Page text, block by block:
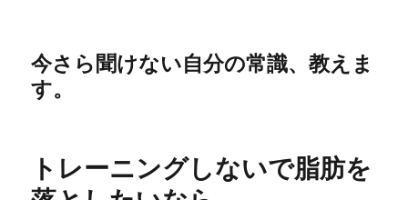
今さら聞けない自分の常識、教えま
す。
トレーニングしないで脂肪を